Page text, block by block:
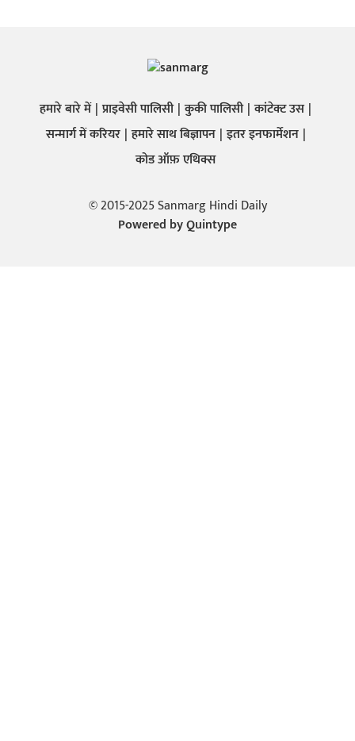
हमारे बारे में प्राइवेसी पालिसी कुकी पालिसी कांटेक्ट उस
सन्मार्ग में करियर हमारे साथ बिज्ञापन इतर इनफार्मेशन
कोड ऑफ़ एथिक्स
© 2015-2025 Sanmarg Hindi Daily
Powered byQuintype